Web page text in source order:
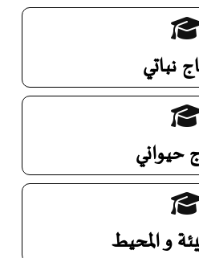
نباتي
حيواني
و المحيط